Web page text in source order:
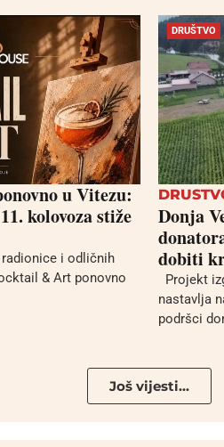
u Vitezu:
kolovoza stiže
i odličnih
& Art ponovno
DRUŠTVO
Donja
dobiti
Projekt
nastavlja
podršci
Još vijesti...